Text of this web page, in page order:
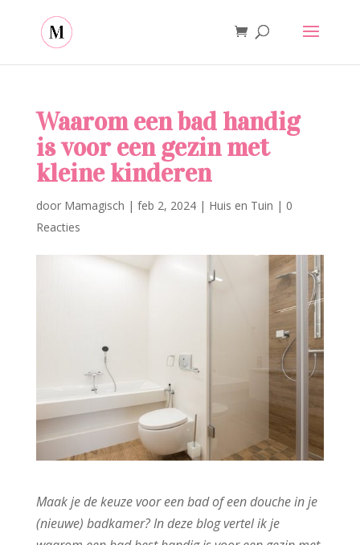
Waarom een bad handig
is voor een gezin met
kleine kinderen
door Mamagisch | feb 2, 2024| Huis en Tuin | 0
Reacties
Maak je de keuze voor een bad of een douche in je
(nieuwe) badkamer? In deze blog vertel ik je